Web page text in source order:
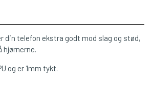
din telefon ekstra godt mod slag og stød,
hjørnerne.
og er 1mm tykt.